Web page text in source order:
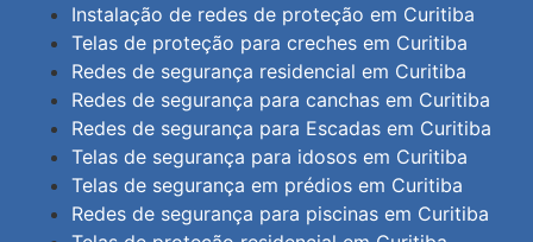
Instalação de redes de proteção em Curitiba
Telas de proteção para creches em Curitiba
Redes de segurança residencial em Curitiba
Redes de segurança para canchas em Curitiba
Redes de segurança para Escadas em Curitiba
Telas de segurança para idosos em Curitiba
Telas de segurança em prédios em Curitiba
Redes de segurança para piscinas em Curitiba